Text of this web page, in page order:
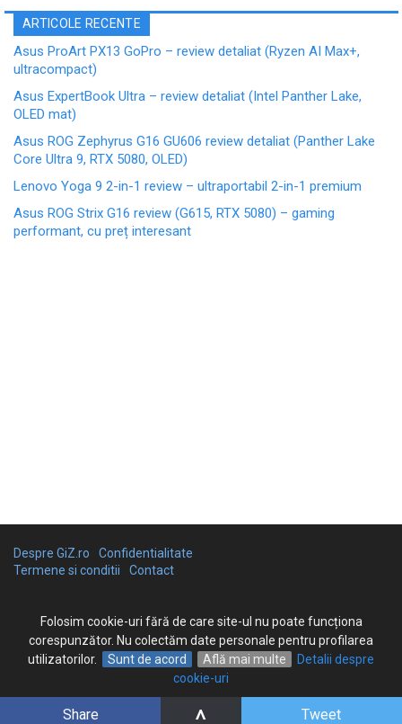
Share Tweet
ARTICOLE RECENTE
Asus ProArt PX13 GoPro – review detaliat (Ryzen AI Max+,
ultracompact)
Asus ExpertBook Ultra – review detaliat (Intel Panther Lake,
OLED mat)
Asus ROG Zephyrus G16 GU606 review detaliat (Panther Lake
Core Ultra 9, RTX 5080, OLED)
Lenovo Yoga 9 2-in-1 review – ultraportabil 2-in-1 premium
Asus ROG Strix G16 review (G615, RTX 5080) – gaming
performant, cu preț interesant
Despre GiZ.ro
Confidentialitate
Termene si conditii
Contact
Folosim cookie-uri fără de care site-ul nu poate funcționa
corespunzător. Nu colectăm date personale pentru profilarea
utilizatorilor.
Sunt de acord Află mai multe
Detalii despre
cookie-uri